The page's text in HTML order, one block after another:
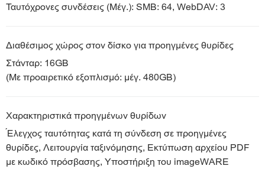
Ταυτόχρονες συνδέσεις (Μέγ.): SMB: 64, WebDAV: 3
Διαθέσιμος χώρος στον δίσκο για προηγμένες θυρίδες
Στάνταρ: 16GB
(Με προαιρετικό εξοπλισμό: μέγ. 480GB)
Χαρακτηριστικά προηγμένων θυρίδων
Έλεγχος ταυτότητας κατά τη σύνδεση σε προηγμένες
θυρίδες, Λειτουργία ταξινόμησης, Εκτύπωση αρχείου PDF
με κωδικό πρόσβασης, Υποστήριξη του imageWARE